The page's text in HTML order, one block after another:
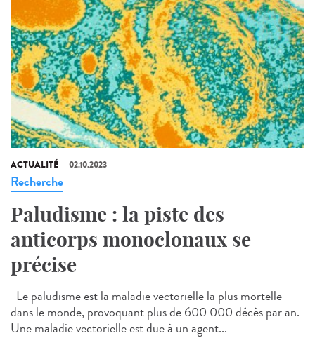
ACTUALITÉ 02.10.2023
Recherche
Paludisme : la piste des
anticorps monoclonaux se
précise
Le paludisme est la maladie vectorielle la plus mortelle
dans le monde, provoquant plus de 600 000 décès par an.
Une maladie vectorielle est due à un agent...